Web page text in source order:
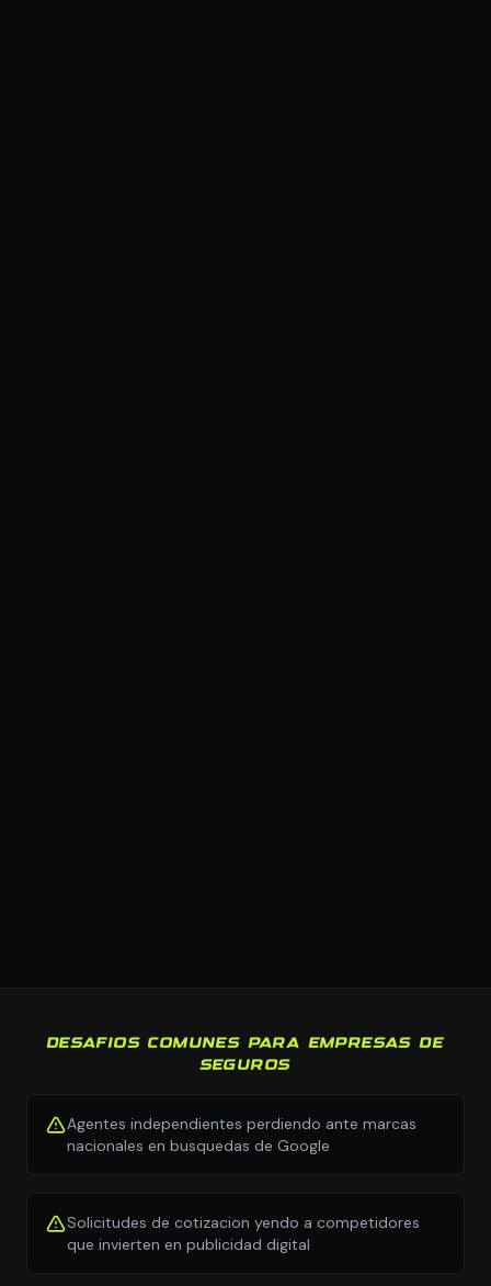
DESAFIOS COMUNES PARA EMPRESAS DE
SEGUROS
Agentes independientes perdiendo ante marcas
nacionales en busquedas de Google
Solicitudes de cotizacion yendo a competidores
que invierten en publicidad digital